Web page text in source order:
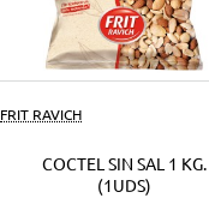
FRIT RAVICH
COCTEL SIN SAL 1 KG.
(1UDS)